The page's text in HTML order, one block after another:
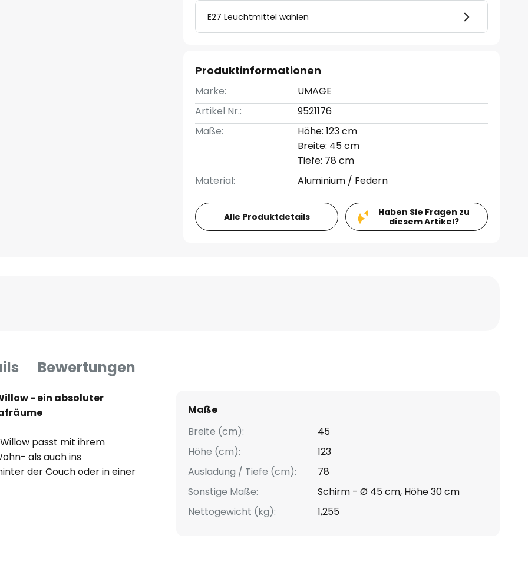
E27 Leuchtmittel wählen
Produktinformationen
Marke:
UMAGE
Artikel Nr.:
9521176
Maße:
Höhe: 123 cm
Breite: 45 cm
Tiefe: 78 cm
Material:
Aluminium / Federn
Alle Produktdetails
Haben Sie Fragen zu
diesem Artikel?
Bewertungen
- ein absoluter
passt mit ihrem
als auch ins
der Couch oder in einer
mit dem weit
ein sehr gemütliches
Lichtspenders
an der Zahl -, was die
Maße
Breite (cm):
45
Höhe (cm):
123
Ausladung / Tiefe (cm):
78
Sonstige Maße:
Schirm - Ø 45 cm, Höhe 30 cm
Nettogewicht (kg):
1,255